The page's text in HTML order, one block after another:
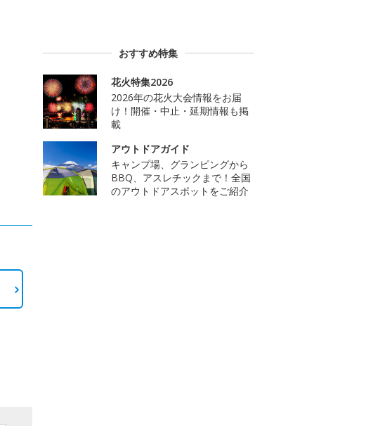
おすすめ特集
花火特集2026
2026年の花火大会情報をお届
け！開催・中止・延期情報も掲
載
アウトドアガイド
キャンプ場、グランピングから
BBQ、アスレチックまで！全国
のアウトドアスポットをご紹介